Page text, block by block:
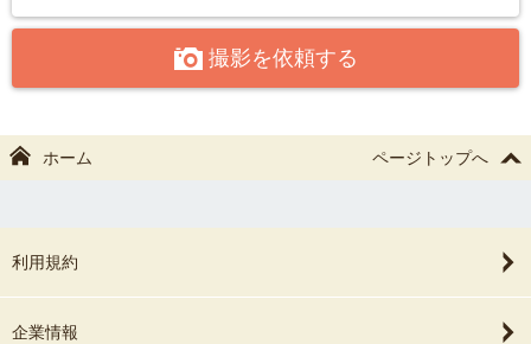
撮影を依頼する
ホーム ページトップへ
利用規約
企業情報